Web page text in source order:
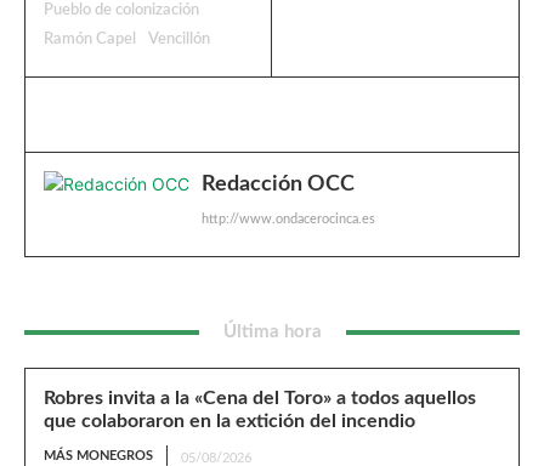
Pueblo de colonización
Ramón Capel
Vencillón
Redacción OCC
http://www.ondacerocinca.es
Última hora
Robres invita a la «Cena del Toro» a todos aquellos
que colaboraron en la extición del incendio
MÁS MONEGROS 05/08/2026